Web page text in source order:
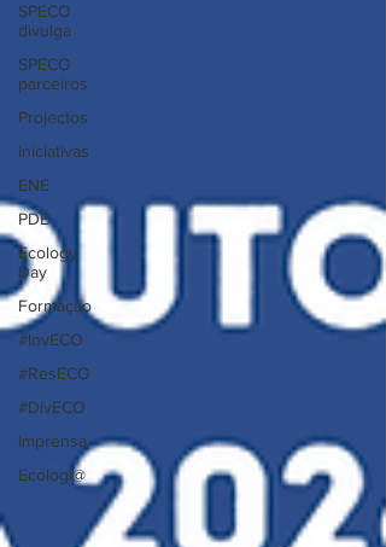
SPECO
divulga
SPECO
parceiros
Projectos
Iniciativas
ENE
PDE
Ecology
Day
Formação
#InvECO
#ResECO
#DivECO
Imprensa
Ecologi@